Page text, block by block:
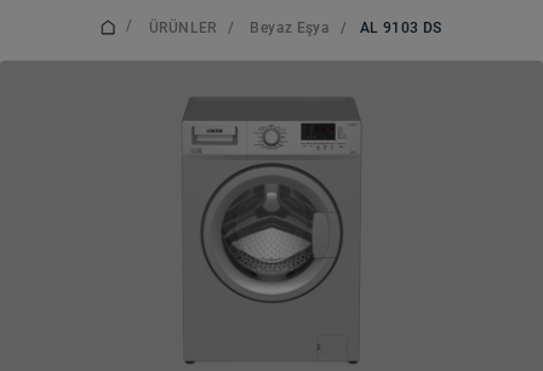
/ ÜRÜNLER / Beyaz Eşya / AL 9103 DS